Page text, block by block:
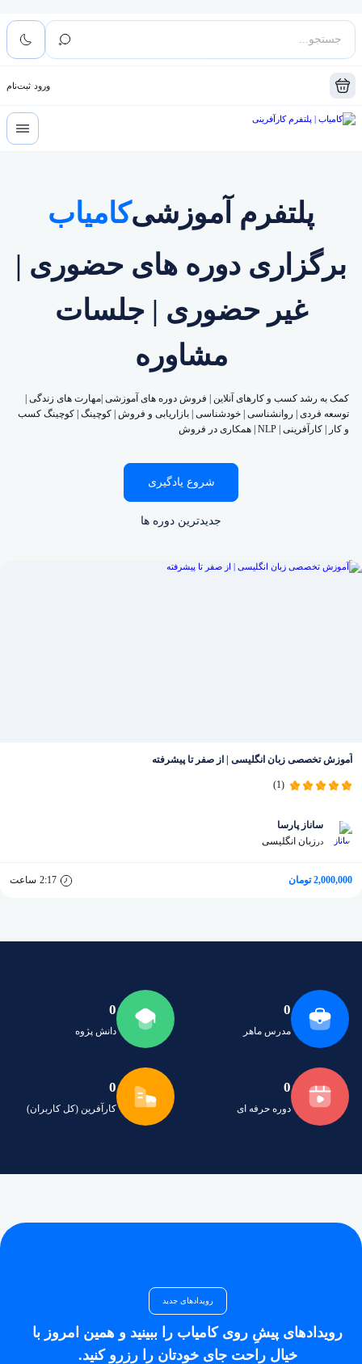
ورود ثبت‌نام
پلتفرم آموزشیکامیاب
برگزاری دوره های حضوری |
غیر حضوری | جلسات
مشاوره
کمک به رشد کسب و کارهای آنلاین | فروش دوره های آموزشی |مهارت های زندگی |
توسعه فردی | روانشناسی | خودشناسی | بازاریابی و فروش | کوچینگ | کوچینگ کسب
و کار | کارآفرینی | NLP | همکاری در فروش
شروع یادگیری
جدیدترین دوره ها
آموزش تخصصی زبان انگلیسی | از صفر تا پیشرفته
(1)
ساناز پارسا
در زبان انگلیسی
2,000,000 تومان 2:17 ساعت
0
مدرس ماهر
0
دانش پژوه
0
دوره حرفه ای
0
کارآفرین (کل کاربران)
رویدادهای جدید
رویدادهای پیشِ روی کامیاب را ببینید و همین امروز با
خیال راحت جای خودتان را رزرو کنید.